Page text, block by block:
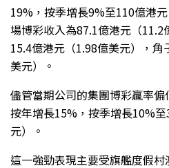
19%，按季增長9%至110億港
場博彩收入為87.1億港元（
15.4億港元（1.98億美元），
美元）。
儘管當期公司的集團博彩贏率
按年增長15%，按季增長10%
元）。
這一強勁表現主要受旗艦度假